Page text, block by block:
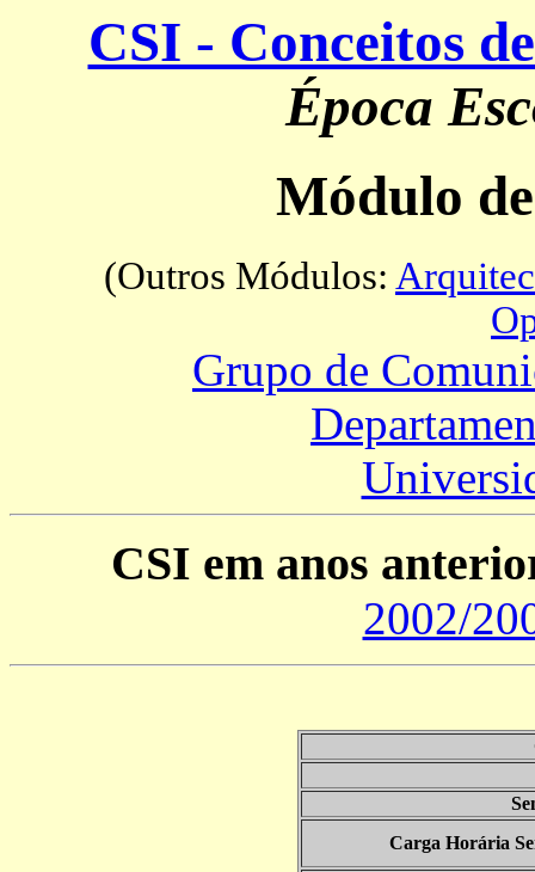
CSI - Conceitos
Época
Módulo
(Outros Módulos:
Grupo de
CSI em anos
2002/
Carga Horária